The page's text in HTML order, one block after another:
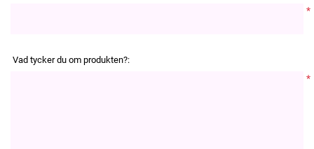
*
Vad tycker du om produkten?:
*